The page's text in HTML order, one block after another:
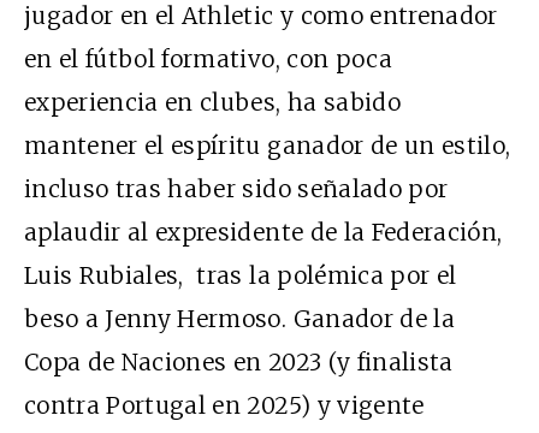
jugador en el Athletic y como entrenador
en el fútbol formativo, con poca
experiencia en clubes, ha sabido
mantener el espíritu ganador de un estilo,
incluso tras haber sido señalado por
aplaudir al expresidente de la Federación,
Luis Rubiales, tras la polémica por el
beso a Jenny Hermoso. Ganador de la
Copa de Naciones en 2023 (y finalista
contra Portugal en 2025) y vigente